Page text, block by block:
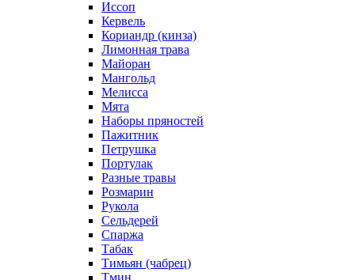
Иссоп
Кервель
Кориандр (кинза)
Лимонная трава
Майоран
Мангольд
Мелисса
Мята
Наборы пряностей
Пажитник
Петрушка
Портулак
Разные травы
Розмарин
Рукола
Сельдерей
Спаржа
Табак
Тимьян (чабрец)
Тмин